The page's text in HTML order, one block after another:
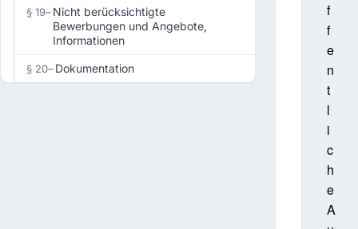
§ 19–Nicht berücksichtigte
Bewerbungen und Angebote,
Informationen
§ 20–Dokumentation
f
f
e
n
t
l
i
c
h
e
A